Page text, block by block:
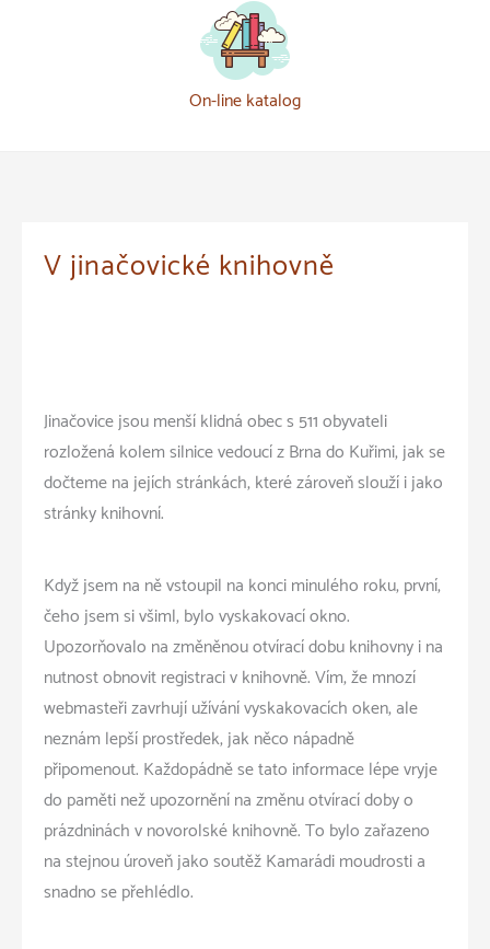
On-line katalog
V jinačovické knihovně
Jinačovice jsou menší klidná obec s 511 obyvateli
rozložená kolem silnice vedoucí z Brna do Kuřimi, jak se
dočteme na jejích stránkách, které zároveň slouží i jako
stránky knihovní.
Když jsem na ně vstoupil na konci minulého roku, první,
čeho jsem si všiml, bylo vyskakovací okno.
Upozorňovalo na změněnou otvírací dobu knihovny i na
nutnost obnovit registraci v knihovně. Vím, že mnozí
webmasteři zavrhují užívání vyskakovacích oken, ale
neznám lepší prostředek, jak něco nápadně
připomenout. Každopádně se tato informace lépe vryje
do paměti než upozornění na změnu otvírací doby o
prázdninách v novorolské knihovně. To bylo zařazeno
na stejnou úroveň jako soutěž Kamarádi moudrosti a
snadno se přehlédlo.